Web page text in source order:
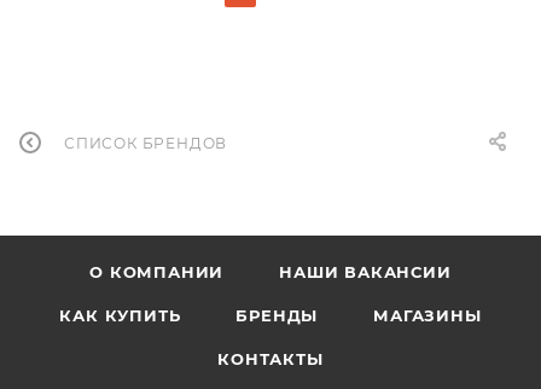
СПИСОК БРЕНДОВ
О КОМПАНИИ НАШИ ВАКАНСИИ
КАК КУПИТЬ БРЕНДЫ МАГАЗИНЫ
КОНТАКТЫ